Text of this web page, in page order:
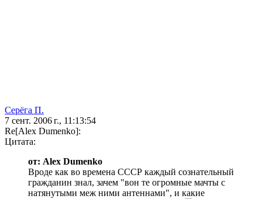
Серёга П.
7 сент. 2006 г., 11:13:54
Re[Alex Dumenko]:
Цитата:
от: Alex Dumenko
Вроде как во времена СССР каждый сознательный
гражданин знал, зачем "вон те огромные мачты с
натянутыми меж ними антеннами", и какие